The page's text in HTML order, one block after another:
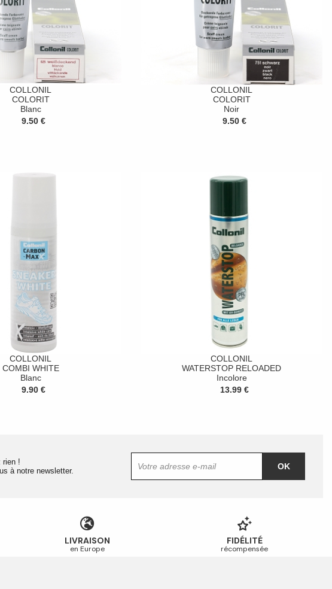
COLLONIL
COLORIT
Blanc
9.50 €
COLLONIL
COLORIT
Noir
9.50 €
COLLONIL
COMBI WHITE
Blanc
9.90 €
COLLONIL
WATERSTOP RELOADED
Incolore
13.99 €
rien !
à notre newsletter.
OK
LIVRAISON
en Europe
FIDÉLITÉ
récompensée